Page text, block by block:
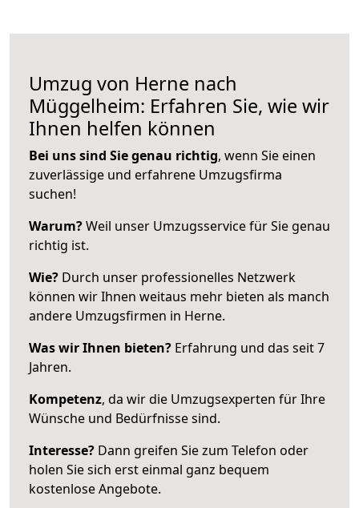
Umzug von Herne nach
Müggelheim: Erfahren Sie, wie wir
Ihnen helfen können
Bei uns sind Sie genau richtig, wenn Sie einen
zuverlässige und erfahrene Umzugsfirma
suchen!
Warum?Weil unser Umzugsservice für Sie genau
richtig ist.
Wie? Durch unser professionelles Netzwerk
können wir Ihnen weitaus mehr bieten als manch
andere Umzugsfirmen in Herne.
Was wir Ihnen bieten? Erfahrung und das seit 7
Jahren.
Kompetenz, da wir die Umzugsexperten für Ihre
Wünsche und Bedürfnisse sind.
Interesse? Dann greifen Sie zum Telefon oder
holen Sie sich erst einmal ganz bequem
kostenlose Angebote.